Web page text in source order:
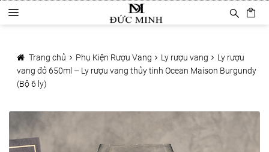
đến
hướng
Chuyển
đến
a
h
ụ
Sản phẩm
Phụ Kiện Rượu Vang
Decanter
Trang chủ Phụ Kiện Rượu Vang Ly rượu vang
Ly rượu
vang đỏ 650ml – Ly rượu vang thủy tinh Ocean Maison Burgundy
(Bộ 6 ly)